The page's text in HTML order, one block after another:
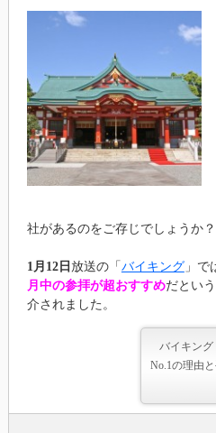
社があるのをご存じでしょうか？
1月12日 放送の「バイキング」で
月中の参拝が超おすすめだという
介されました。
バイキン
No.1の理由